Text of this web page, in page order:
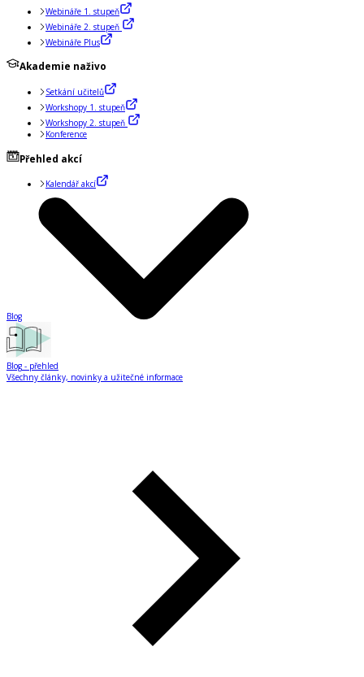
Webináře 1. stupeň
Webináře 2. stupeň
Webináře Plus
Akademie naživo
Setkání učitelů
Workshopy 1. stupeň
Workshopy 2. stupeň
Konference
Přehled akcí
Kalendář akcí
Blog
Blog - přehled
Všechny články, novinky a užitečné informace